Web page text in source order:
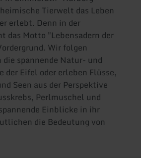
Tierwelt das Leben
erlebt. Denn in der
das Motto "Lebensadern der
Wir folgen
die spannende Natur- und
Eifel oder erleben Flüsse,
Seen aus der Perspektive
Perlmuschel und
Einblicke in ihr
die Bedeutung von